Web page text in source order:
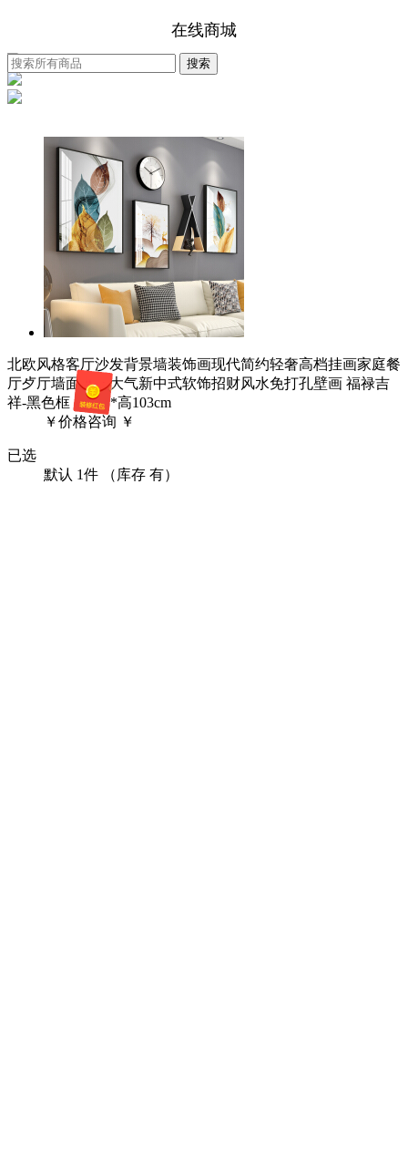
在线商城
北欧风格客厅沙发背景墙装饰画现代简约轻奢高档挂画家庭餐
厅歺厅墙面墙上大气新中式软饰招财风水免打孔壁画 福禄吉
祥-黑色框 宽215*高103cm
￥价格咨询 ￥
已选
默认 1件 （库存 有）